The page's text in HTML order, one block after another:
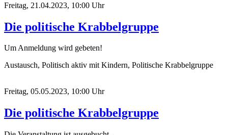
Freitag, 21.04.2023, 10:00 Uhr
Die politische Krabbelgruppe
Um Anmeldung wird gebeten!
Austausch, Politisch aktiv mit Kindern, Politische Krabbelgruppe
Freitag, 05.05.2023, 10:00 Uhr
Die politische Krabbelgruppe